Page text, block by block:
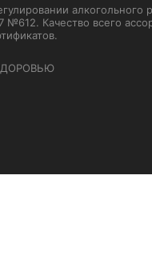
алкогольного
Качество всего